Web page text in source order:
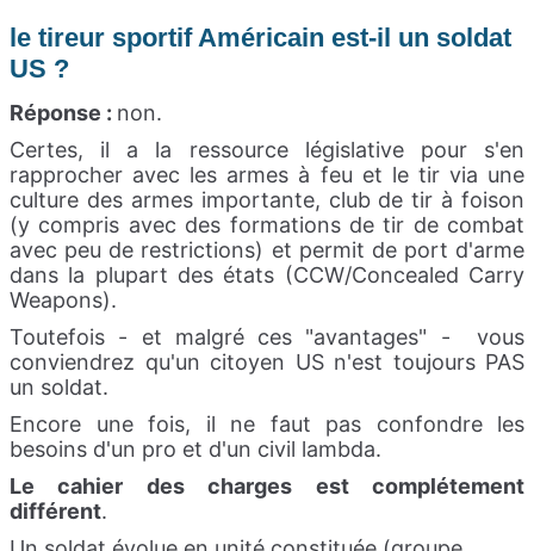
le tireur sportif Américain est-il un soldat
US ?
Réponse : non.
Certes, il a la ressource législative pour s'en
rapprocher avec les armes à feu et le tir via une
culture des armes importante, club de tir à foison
(y compris avec des formations de tir de combat
avec peu de restrictions) et permit de port d'arme
dans la plupart des états (CCW/Concealed Carry
Weapons).
Toutefois - et malgré ces "avantages" - vous
conviendrez qu'un citoyen US n'est toujours PAS
un soldat.
Encore une fois, il ne faut pas confondre les
besoins d'un pro et d'un civil lambda.
Le cahier des charges est complétement
différent.